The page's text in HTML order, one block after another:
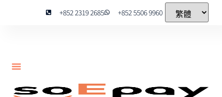
+852 2319 2685 +852 5506 9960